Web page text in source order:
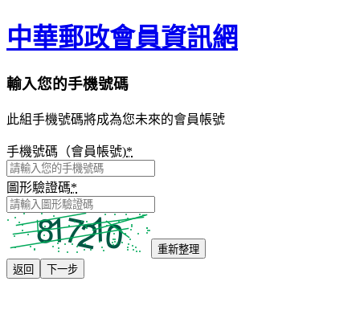
中華郵政會員資訊網
輸入您的手機號碼
此組手機號碼將成為您未來的會員帳號
手機號碼（會員帳號)*
圖形驗證碼*
重新整理
返回
下一步